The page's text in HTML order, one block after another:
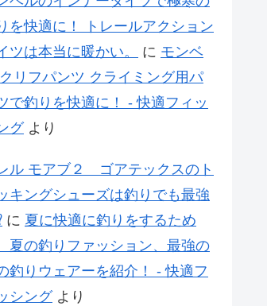
を快適に！ トレールアクション
ツは本当に暖かい。
に モンベ
リフパンツ クライミング用パ
で釣りを快適に！ - 快適フィッ
グより
ル モアブ２ ゴアテックスのト
キングシューズは釣りでも最強
に 夏に快適に釣りをするため
夏の釣りファッション、最強の
釣りウェアーを紹介！ - 快適フ
シングより